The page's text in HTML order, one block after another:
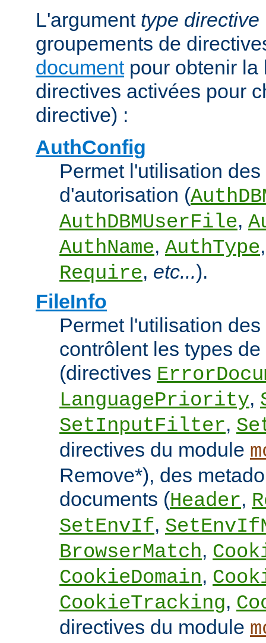
L'argument type directive
groupements de
documentpour obtenir la
directives activées pour
directive) :
AuthConfig
Permet l'utilisation
d'autorisation (
AuthDBMUserFile,
AuthName, AuthType
Require, etc...).
FileInfo
Permet l'utilisation
contrôlent les types
(directives
LanguagePriority,
SetInputFilter,
directives du module
Remove*), des
documents (Header,
SetEnvIf,
BrowserMatch,
CookieDomain,
CookieTracking,
directives du module